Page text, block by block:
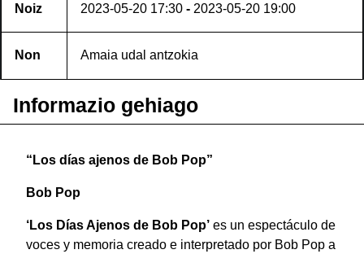
Noiz 2023-05-20 17:30 - 2023-05-20 19:00
Non Amaia udal antzokia
Informazio gehiago
“Los días ajenos de Bob Pop”
Bob Pop
‘Los Días Ajenos de Bob Pop’ es un espectáculo de
voces y memoria creado e interpretado por Bob Pop a